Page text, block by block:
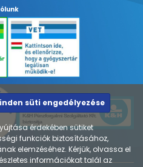
süti engedélyezése
érdekében sütiket
funkciók biztosításához,
elemzéséhez. Kérjük, olvassa el
információkat talál az